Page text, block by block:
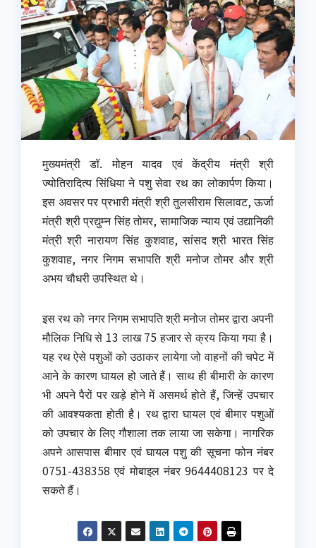
मुख्यमंत्री डॉ. मोहन यादव एवं केंद्रीय मंत्री श्री
ज्योतिरादित्य सिंधिया ने पशु सेवा रथ का लोकार्पण किया।
इस अवसर पर प्रभारी मंत्री श्री तुलसीराम सिलावट, ऊर्जा
मंत्री श्री प्रद्युम्न सिंह तोमर, सामाजिक न्याय एवं उद्यानिकी
मंत्री श्री नारायण सिंह कुशवाह, सांसद श्री भारत सिंह
कुशवाह, नगर निगम सभापति श्री मनोज तोमर और श्री
अभय चौधरी उपस्थित थे।
इस रथ को नगर निगम सभापति श्री मनोज तोमर द्वारा अपनी
मौलिक निधि से 13 लाख 75 हजार से क्रय किया गया है।
यह रथ ऐसे पशुओं को उठाकर लायेगा जो वाहनों की चपेट में
आने के कारण घायल हो जाते हैं। साथ ही बीमारी के कारण
भी अपने पैरों पर खड़े होने में असमर्थ होते हैं, जिन्हें उपचार
की आवश्यकता होती है। रथ द्वारा घायल एवं बीमार पशुओं
को उपचार के लिए गौशाला तक लाया जा सकेगा। नागरिक
अपने आसपास बीमार एवं घायल पशु की सूचना फोन नंबर
0751-438358 एवं मोबाइल नंबर 9644408123 पर दे
सकते हैं।